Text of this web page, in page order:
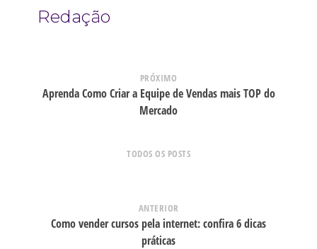
Redação
PRÓXIMO
Aprenda Como Criar a Equipe de Vendas mais TOP do
Mercado
TODOS OS POSTS
ANTERIOR
Como vender cursos pela internet: confira 6 dicas
práticas